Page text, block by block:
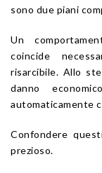
sono due piani
Un
coincide
risarcibile. Allo
danno
automaticamente
Confondere
prezioso.